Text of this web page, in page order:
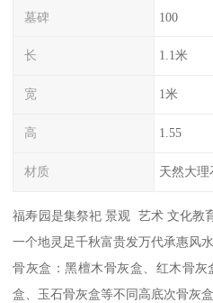
墓碑 100
长 1.1米
宽 1米
高 1.55
材质 天然大理
福寿园是集祭祀 景观 艺术 文化教
一个地灵足千秋富贵发万代承惠风
骨灰盒：黑檀木骨灰盒、红木骨
盒、玉石骨灰盒等不同高底次骨灰盒